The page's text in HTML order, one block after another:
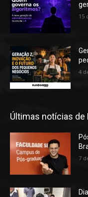
15
4
Últimas notícias de
7